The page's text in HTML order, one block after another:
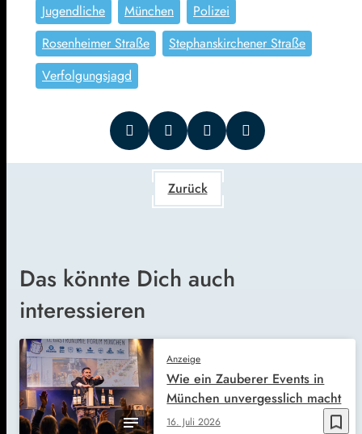
Jugendliche
München
Polizei
Rosenheimer Straße
Stephanskirchener Straße
Verfolgungsjagd
Zurück
Das könnte Dich auch
interessieren
bookmark_border
Anzeige
16. Juli 2026
Wie ein Zauberer Events in
München unvergesslich macht